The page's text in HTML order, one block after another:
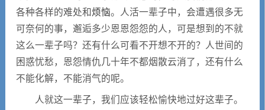
繁體
各种各样的难处和 烦恼。人活一辈子中，会遭遇很多无
可奈何的事，邂逅多少恩恩怨怨的人，可是想到的不就
这么一辈子吗？还有什么可看不开想不开的？人世间的
困惑忧愁，恩怨情仇几十年不都烟散云消了，还有什么
不能化解，不能消气的呢。
人就这一辈子，我们应该轻松愉快地过好这辈子。